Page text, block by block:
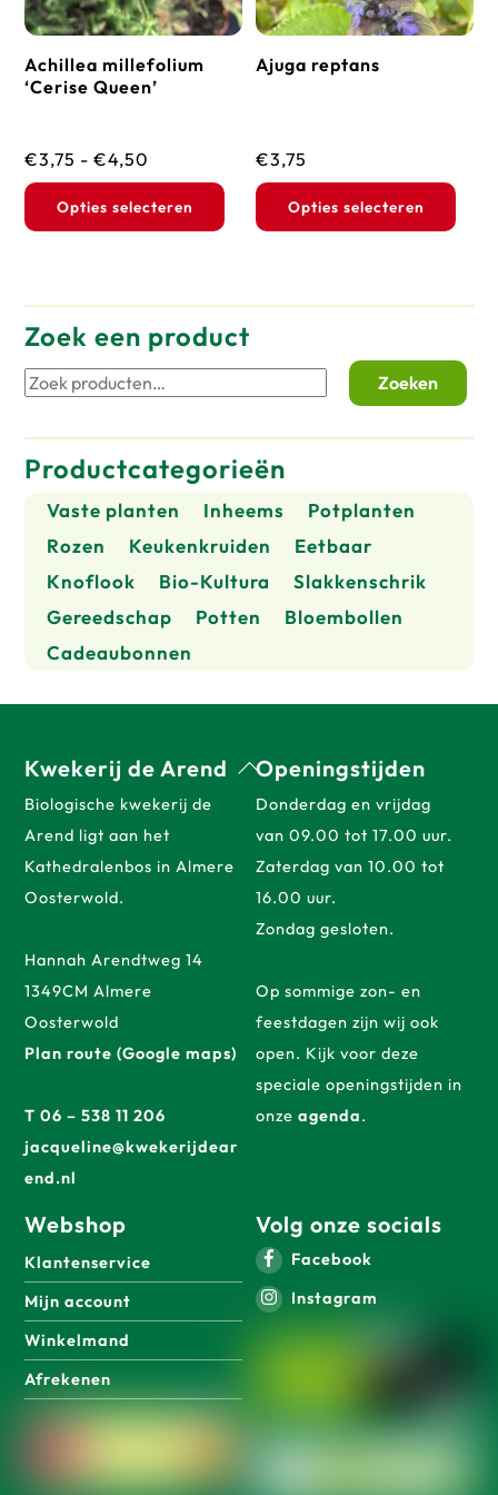
worden
op
op
Achillea millefolium
‘Cerise Queen’
€3,75 - €4,50
€3,75
Opties selecteren
Dit
product
Deze
gekozen
worden
op
de
productpagina
Ajuga reptans
€3,75
Opties selecteren
Dit
Zoek een product
Zoeken
Zoeken
Productcategorieën
Vaste planten Inheems
Potplanten
Rozen
Keukenkruiden
Eetbaar
Knoflook
Bio-Kultura
Slakkenschrik
Gereedschap
Potten
Bloembollen
Cadeaubonnen
Back
To
Kwekerij de Arend
Biologische kwekerij de
Arend ligt aan het
Kathedralenbos in Almere
Oosterwold.
Hannah Arendtweg 14
1349CM Almere
Oosterwold
Plan route (Google maps)
T 06 – 538 11 206
jacqueline@kwekerijdear
end.nl
Openingstijden
Donderdag en vrijdag
van 09.00 tot 17.00 uur.
Zaterdag van 10.00 tot
16.00 uur.
Zondag gesloten.
Op sommige zon- en
feestdagen zijn wij ook
open. Kijk voor deze
speciale openingstijden in
onzeagenda.
Webshop
Klantenservice
Mijn account
Winkelmand
Afrekenen
Volg onze socials
Facebook
Instagram